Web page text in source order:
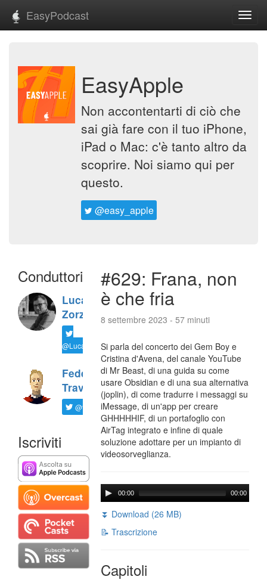
EasyPodcast
EasyApple
Non accontentarti di ciò che
sai già fare con il tuo iPhone,
iPad o Mac: c'è tanto altro da
scoprire. Noi siamo qui per
questo.
@easy_apple
Conduttori
Luca
Zorzi
@LucaTNT
Federico
Travaini
@ftrava
Iscriviti
#629: Frana, non
è che fria
8 settembre 2023 - 57 minuti
Si parla del concerto dei Gem Boy e
Cristina d'Avena, del canale YouTube
di Mr Beast, di una guida su come
usare Obsidian e di una sua alternativa
(joplin), di come tradurre i messaggi su
iMessage, di un'app per creare
GHHHHHIF, di un portafoglio con
AirTag integrato e infine di quale
soluzione adottare per un impianto di
videosorveglianza.
00:00 00:00
⏬ Download (26 MB)
📝 Trascrizione
Capitoli